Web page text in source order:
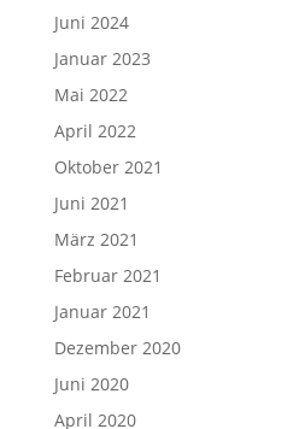
Juni 2024
Januar 2023
Mai 2022
April 2022
Oktober 2021
Juni 2021
März 2021
Februar 2021
Januar 2021
Dezember 2020
Juni 2020
April 2020